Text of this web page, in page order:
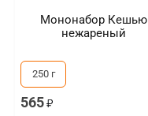
Мононабор Кешью
нежареный
250 г
565